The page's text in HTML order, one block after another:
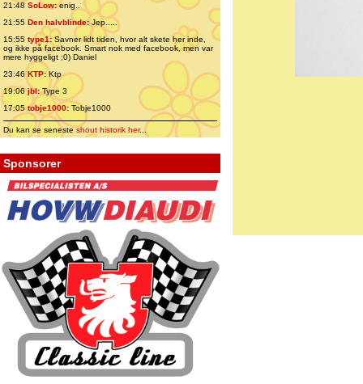
21:48 SoLow:enig..
21:55 Den halvblinde:Jep.....
15:55 type1:Savner lidt tiden, hvor alt skete her inde,
og ikke på facebook. Smart nok med facebook, men var
mere hyggeligt ;0) Daniel
23:46 KTP:Ktp
19:06jbl:Type 3
17:05tobje1000: Tobje1000
Du kan se senesteshout historik her...
Sponsorer